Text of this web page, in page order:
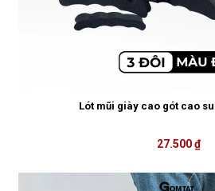
Lót mũi giày cao gót cao su
27.500 ₫